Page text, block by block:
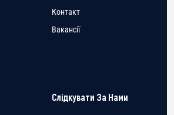
Контакт
Вакансії
Слідкувати За Нами